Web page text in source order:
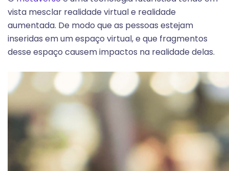
vista mesclar realidade virtual e realidade
aumentada. De modo que as pessoas estejam
inseridas em um espaço virtual, e que fragmentos
desse espaço causem impactos na realidade delas.